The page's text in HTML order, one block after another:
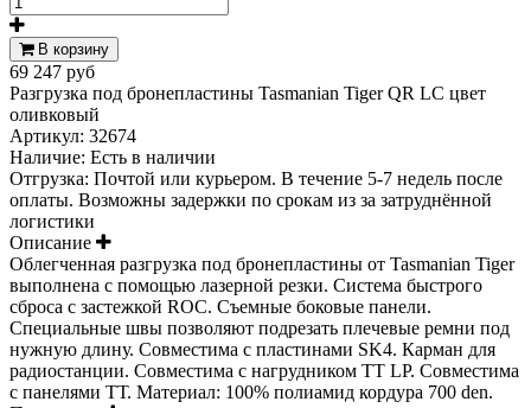
В корзину
69 247 руб
Разгрузка под бронепластины Tasmanian Tiger QR LC цвет
оливковый
Артикул: 32674
Наличие: Есть в наличии
Отгрузка: Почтой или курьером. В течение 5-7 недель после
оплаты. Возможны задержки по срокам из за затруднённой
логистики
Описание
Облегченная разгрузка под бронепластины от Tasmanian Tiger
выполнена с помощью лазерной резки. Система быстрого
сброса с застежкой ROC. Съемные боковые панели.
Специальные швы позволяют подрезать плечевые ремни под
нужную длину. Совместима с пластинами SK4. Карман для
радиостанции. Совместима с нагрудником TT LP. Совместима
с панелями ТТ. Материал: 100% полиамид кордура 700 den.